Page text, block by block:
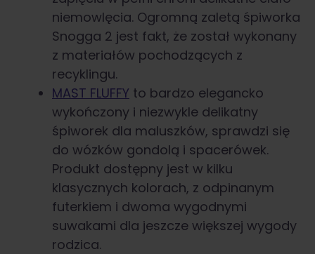
niemowlęcia. Ogromną zaletą śpiworka
Snogga 2 jest fakt, że został wykonany
z materiałów pochodzących z
recyklingu.
MAST FLUFFY to bardzo elegancko
wykończony i niezwykle delikatny
śpiworek dla maluszków, sprawdzi się
do wózków gondolą i spacerówek.
Produkt dostępny jest w kilku
klasycznych kolorach, z odpinanym
futerkiem i dwoma wygodnymi
suwakami dla jeszcze większej wygody
rodzica.